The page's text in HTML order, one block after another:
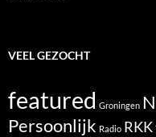
VEEL GEZOCHT
featured Groningen
Persoonlijk Radio RKK